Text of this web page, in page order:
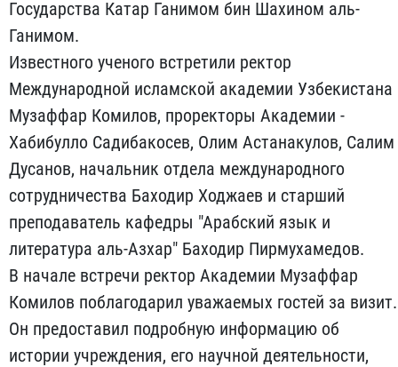
Государства Катар Ганимом бин Шахином аль-
Ганимом.
Известного ученого встретили ректор
Международной исламской академии Узбекистана
Музаффар Комилов, проректоры Академии -
Хабибулло Садибакосев, Олим Астанакулов, Салим
Дусанов, начальник отдела международного
сотрудничества Баходир Ходжаев и старший
преподаватель кафедры "Арабский язык и
литература аль-Азхар" Баходир Пирмухамедов.
В начале встречи ректор Академии Музаффар
Комилов поблагодарил уважаемых гостей за визит.
Он предоставил подробную информацию об
истории учреждения, его научной деятельности,